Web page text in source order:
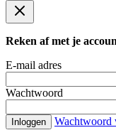
Reken af met je
E-mail adres
Wachtwoord
Inloggen Wachtwoord